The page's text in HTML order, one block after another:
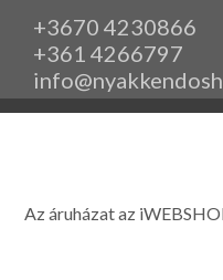
+3670 4230866
+361 4266797
Az áruházat az